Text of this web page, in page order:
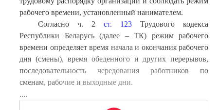
рабочего времени, установленный нанимателем.
Согласно ч. 2 ст. 123Трудового кодекса
Республики Беларусь (далее – ТК) режим рабочего
времени определяет время начала и окончания рабочего
дня (смены), время обеденного и других перерывов,
последовательность чередования работников по
сменам, рабочие и выходные дни.
....